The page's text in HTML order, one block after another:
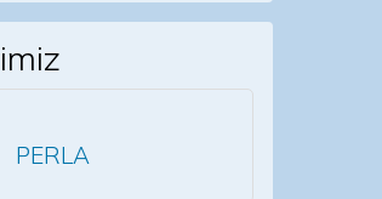
PERLA